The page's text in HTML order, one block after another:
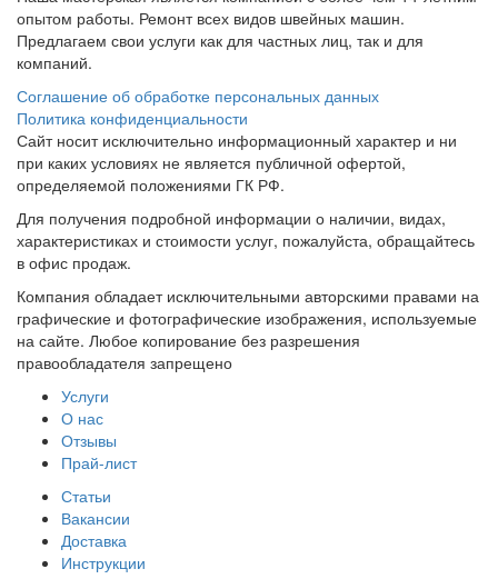
опытом работы. Ремонт всех видов швейных машин.
Предлагаем свои услуги как для частных лиц, так и для
компаний.
Соглашение об обработке персональных данных
Политика конфиденциальности
Сайт носит исключительно информационный характер и ни
при каких условиях не является публичной офертой,
определяемой положениями ГК РФ.
Для получения подробной информации о наличии, видах,
характеристиках и стоимости услуг, пожалуйста, обращайтесь
в офис продаж.
Компания обладает исключительными авторскими правами на
графические и фотографические изображения, используемые
на сайте. Любое копирование без разрешения
правообладателя запрещено
Услуги
О нас
Отзывы
Прай-лист
Статьи
Вакансии
Доставка
Инструкции